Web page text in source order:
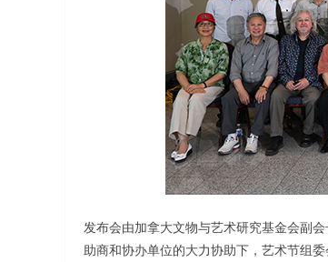
发布会由加拿大文物与艺术研究基金会副
助商和协办单位的大力协助下，艺术节组